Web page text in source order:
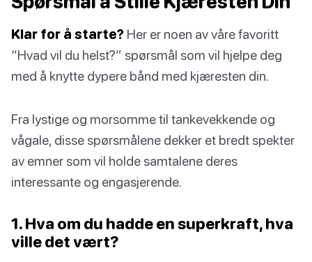
Klar for å starte? Her er noen av våre favoritt
“Hvad vil du helst?” spørsmål som vil hjelpe deg
med å knytte dypere bånd med kjæresten din.
Fra lystige og morsomme til tankevekkende og
vågale, disse spørsmålene dekker et bredt spekter
av emner som vil holde samtalene deres
interessante og engasjerende.
1. Hva om du hadde en superkraft, hva
ville det vært?